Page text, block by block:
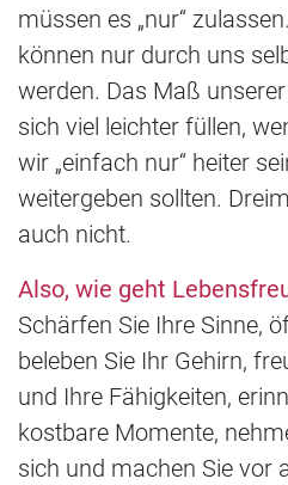
müssen es „nur“
können nur durch uns
werden. Das Maß
sich viel leichter füllen,
wir „einfach nur“ heiter
weitergeben sollten.
auch nicht.
Also, wie geht
Schärfen Sie Ihre Sinne,
beleben Sie Ihr Gehirn,
und Ihre Fähigkeiten,
kostbare Momente,
sich und machen Sie vor